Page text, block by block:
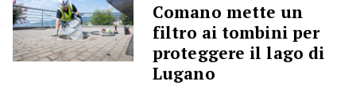
Comano mette un
filtro ai tombini per
proteggere il lago di
Lugano